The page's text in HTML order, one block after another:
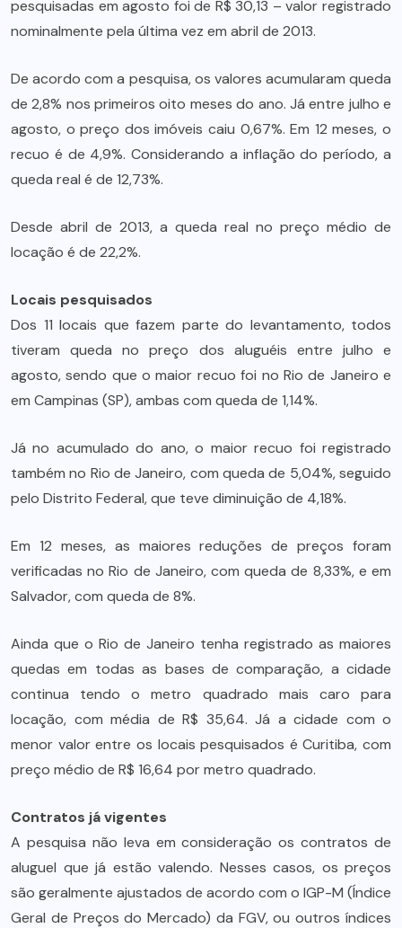
pesquisadas em agosto foi de R$ 30,13 – valor registrado
nominalmente pela última vez em abril de 2013.
De acordo com a pesquisa, os valores acumularam queda
de 2,8% nos primeiros oito meses do ano. Já entre julho e
agosto, o preço dos imóveis caiu 0,67%. Em 12 meses, o
recuo é de 4,9%. Considerando a inflação do período, a
queda real é de 12,73%.
Desde abril de 2013, a queda real no preço médio de
locação é de 22,2%.
Locais pesquisados
Dos 11 locais que fazem parte do levantamento, todos
tiveram queda no preço dos aluguéis entre julho e
agosto, sendo que o maior recuo foi no Rio de Janeiro e
em Campinas (SP), ambas com queda de 1,14%.
Já no acumulado do ano, o maior recuo foi registrado
também no Rio de Janeiro, com queda de 5,04%, seguido
pelo Distrito Federal, que teve diminuição de 4,18%.
Em 12 meses, as maiores reduções de preços foram
verificadas no Rio de Janeiro, com queda de 8,33%, e em
Salvador, com queda de 8%.
Ainda que o Rio de Janeiro tenha registrado as maiores
quedas em todas as bases de comparação, a cidade
continua tendo o metro quadrado mais caro para
locação, com média de R$ 35,64. Já a cidade com o
menor valor entre os locais pesquisados é Curitiba, com
preço médio de R$ 16,64 por metro quadrado.
Contratos já vigentes
A pesquisa não leva em consideração os contratos de
aluguel que já estão valendo. Nesses casos, os preços
são geralmente ajustados de acordo com o IGP-M (Índice
Geral de Preços do Mercado) da FGV, ou outros índices